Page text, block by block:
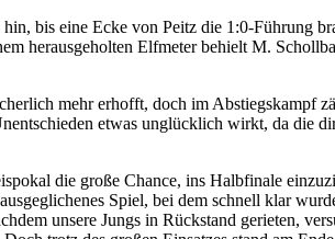
bis eine Ecke von Peitz die 1:0-Führung
herausgeholten Elfmeter behielt M.
mehr erhofft, doch im Abstiegskampf
etwas unglücklich wirkt, da die
die große Chance, ins Halbfinale
Spiel, bei dem schnell klar
unsere Jungs in Rückstand gerieten,